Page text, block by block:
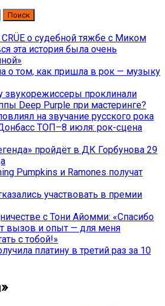
о судебной тяжбе с Миком
эта история была очень
о том, как пришла в рок — музыку
звукорежиссеры проклинали
Deep Purple при мастеринге?
на звучание русского рока
ТОП–8 июля: рок-сцена
пройдёт в ДК Горбунова 29
Pumpkins и Ramones получат
участвовать в премии
с Тони Айомми: «Спасибо
вызов и опыт — для меня
с тобой!»
платину в третий раз за 10